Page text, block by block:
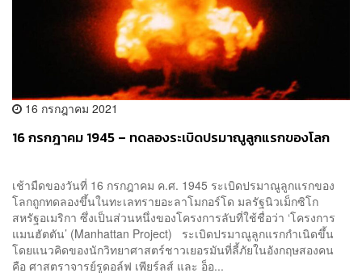
16 กรกฎาคม 2021
16 กรกฎาคม 1945 – ทดลองระเบิดปรมาณูลูกแรกของโลก
เช้ามืดของวันที่ 16 กรกฎาคม ค.ศ. 1945 ระเบิดปรมาณูลูกแรกของ
โลกถูกทดลองขึ้นในทะเลทรายอะลาโมกอร์โด มลรัฐนิวเม็กซิโก
สหรัฐอเมริกา ซึ่งเป็นส่วนหนึ่งของโครงการลับที่ใช้ชื่อว่า ‘โครงการ
แมนฮัตตัน’ (Manhattan Project) ระเบิดปรมาณูลูกแรกกำเนิดขึ้น
โดยแนวคิดของนักวิทยาศาสตร์ชาวเยอรมันที่ลี้ภัยในอังกฤษสองคน
คือ ศาสตราจารย์รูดอล์ฟ เพียร์ลส์ และ อ็อ...